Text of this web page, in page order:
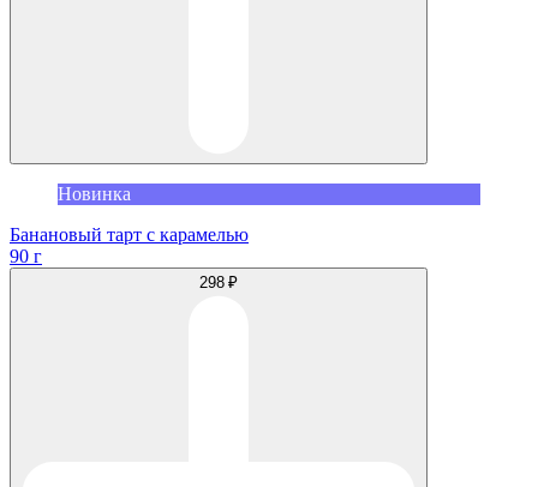
Новинка
Банановый тарт с карамелью
90 г
298 ₽